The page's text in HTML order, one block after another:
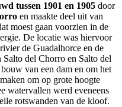
tussen 1901 en 1905 door
en maakte deel uit van
moest gaan voorzien in de
De locatie was hiervoor
de Guadalhorce en de
del Chorro en Salto del
van een dam en om het
om op grote hoogte
watervallen werd eveneens
rotswanden van de kloof.